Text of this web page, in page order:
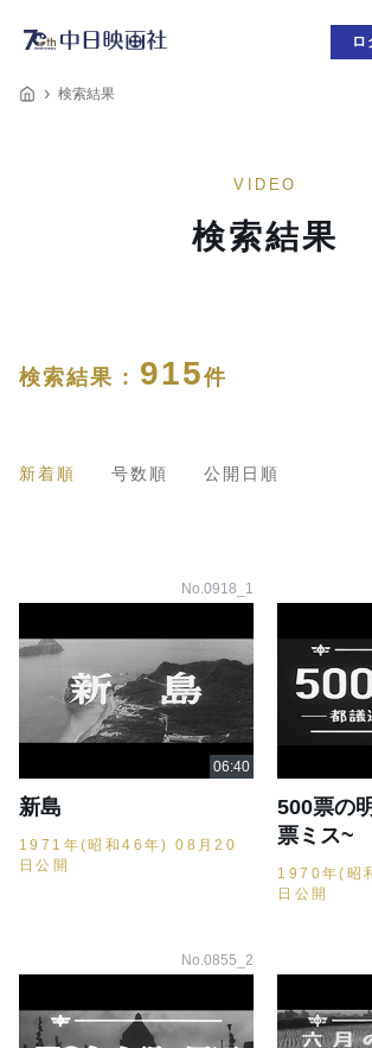
ロ
検索結果
VIDEO
検索結果
検索結果 : 915件
新着順 号数順 公開日順
No.0918_1
新島
1971年(昭和46年) 08月20
日公開
500票の
票ミス~
1970年(昭
日公開
No.0855_2